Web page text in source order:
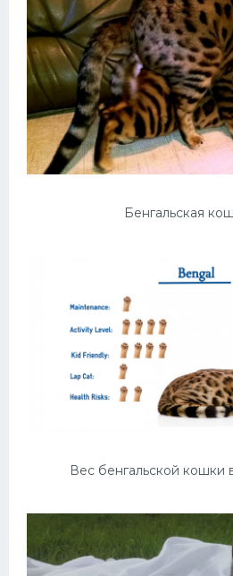
Бенгальская
Вес бенгальской кошки